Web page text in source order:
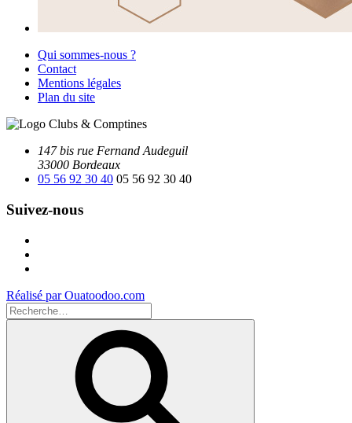
Qui sommes-nous ?
Contact
Mentions légales
Plan du site
147 bis rue Fernand Audeguil
33000 Bordeaux
05 56 92 30 40 05 56 92 30 40
Suivez-nous
Réalisé par Ouatoodoo.com
Recherche
pour